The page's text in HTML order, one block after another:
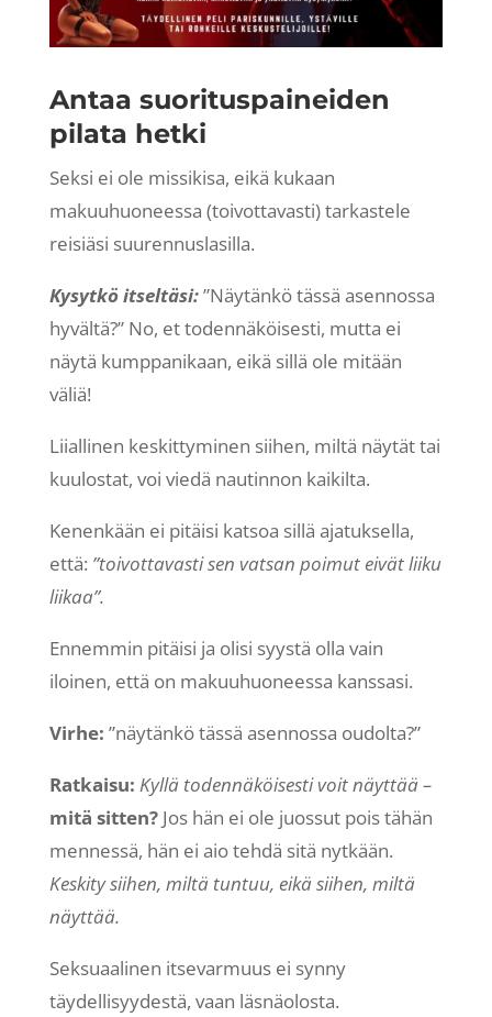
Antaa suorituspaineiden
pilata hetki
Seksi ei ole missikisa, eikä kukaan
makuuhuoneessa (toivottavasti) tarkastele
reisiäsi suurennuslasilla.
Kysytkö itseltäsi:”Näytänkö tässä asennossa
hyvältä?” No, et todennäköisesti, mutta ei
näytä kumppanikaan, eikä sillä ole mitään
väliä!
Liiallinen keskittyminen siihen, miltä näytät tai
kuulostat, voi viedä nautinnon kaikilta.
Kenenkään ei pitäisi katsoa sillä ajatuksella,
että: ”toivottavasti sen vatsan poimut eivät liiku
liikaa”.
Ennemmin pitäisi ja olisi syystä olla vain
iloinen, että on makuuhuoneessa kanssasi.
Virhe: ”näytänkö tässä asennossa oudolta?”
Ratkaisu: Kyllä todennäköisesti voit näyttää –
mitä sitten? Jos hän ei ole juossut pois tähän
mennessä, hän ei aio tehdä sitä nytkään.
Keskity siihen, miltä tuntuu, eikä siihen, miltä
näyttää.
Seksuaalinen itsevarmuus ei synny
täydellisyydestä, vaan läsnäolosta.